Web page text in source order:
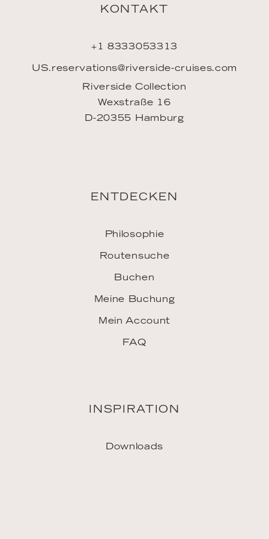
ENTDECKEN
Philosophie
Routensuche
Buchen
Meine Buchung
Downloads
Pressekontakt